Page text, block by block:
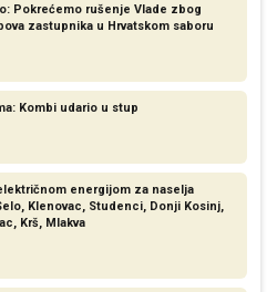
Pokrećemo rušenje Vlade zbog
zastupnika u Hrvatskom saboru
Kombi udario u stup
energijom za naselja
Klenovac, Studenci, Donji Kosinj,
Krš, Mlakva